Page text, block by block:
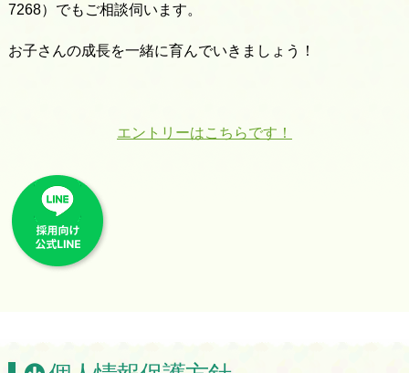
7268）でもご相談伺います。
お子さんの成長を一緒に育んでいきましょう！
エントリーはこちらです！